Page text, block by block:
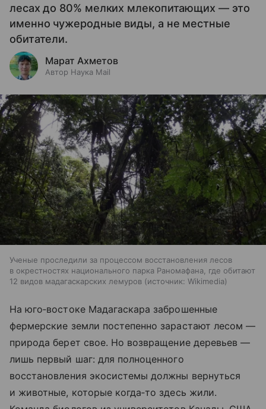
лесах до 80% мелких млекопитающих — это
именно чужеродные виды, а не местные
обитатели.
Марат Ахметов
Автор Наука Mail
Ученые проследили за процессом восстановления лесов
в окрестностях национального парка Раномафана, где обитают
12 видов мадагаскарских лемуров
источник: Wikimedia
На юго‑востоке Мадагаскара заброшенные
фермерские земли постепенно зарастают лесом —
природа берет свое. Но возвращение деревьев —
лишь первый шаг: для полноценного
восстановления экосистемы должны вернуться
и животные, которые когда‑то здесь жили.